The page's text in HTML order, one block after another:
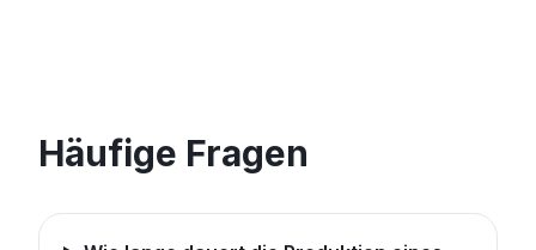
Häufige Fragen